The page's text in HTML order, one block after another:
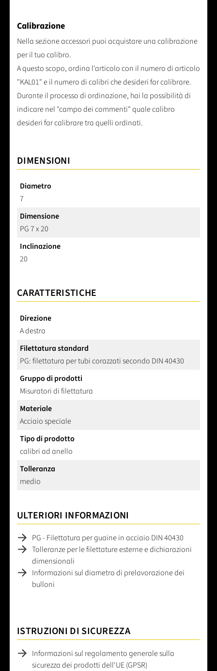
Calibrazione
Nella sezione accessori puoi acquistare una calibrazione
per il tuo calibro.
A questo scopo, ordina l'articolo con il numero di articolo
"KAL01" e il numero di calibri che desideri far calibrare.
Durante il processo di ordinazione, hai la possibilità di
indicare nel "campo dei commenti" quale calibro
desideri far calibrare tra quelli ordinati.
DIMENSIONI
Diametro
7
Dimensione
PG 7 x 20
Inclinazione
20
CARATTERISTICHE
Direzione
A destra
Filettatura standard
PG: filettatura per tubi corazzati secondo DIN 40430
Gruppo di prodotti
Misuratori di filettatura
Materiale
Acciaio speciale
Tipo di prodotto
calibri ad anello
Tolleranza
medio
ULTERIORI INFORMAZIONI
PG - Filettatura per guaine in acciaio DIN 40430
Tolleranze per le filettature esterne e dichiarazioni
dimensionali
Informazioni sul diametro di prelavorazione dei
bulloni
ISTRUZIONI DI SICUREZZA
Informazioni sul regolamento generale sulla
sicurezza dei prodotti dell'UE (GPSR)